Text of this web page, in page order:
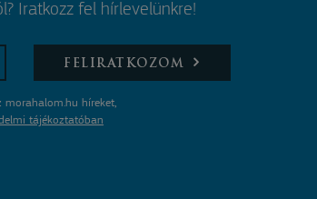
Iratkozz fel hírlevelünkre!
FELIRATKOZOM
híreket,
tájékoztatóban